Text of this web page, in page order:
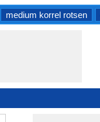
medium korrel rotsen